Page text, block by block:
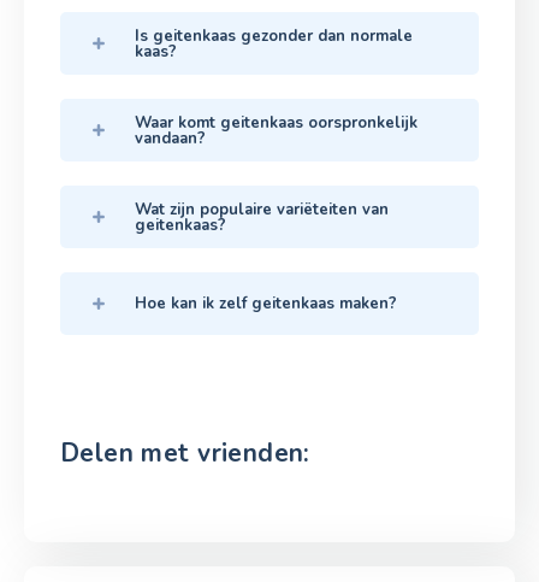
Is geitenkaas gezonder dan normale
kaas?
Waar komt geitenkaas oorspronkelijk
vandaan?
Wat zijn populaire variëteiten van
geitenkaas?
Hoe kan ik zelf geitenkaas maken?
Delen met vrienden: